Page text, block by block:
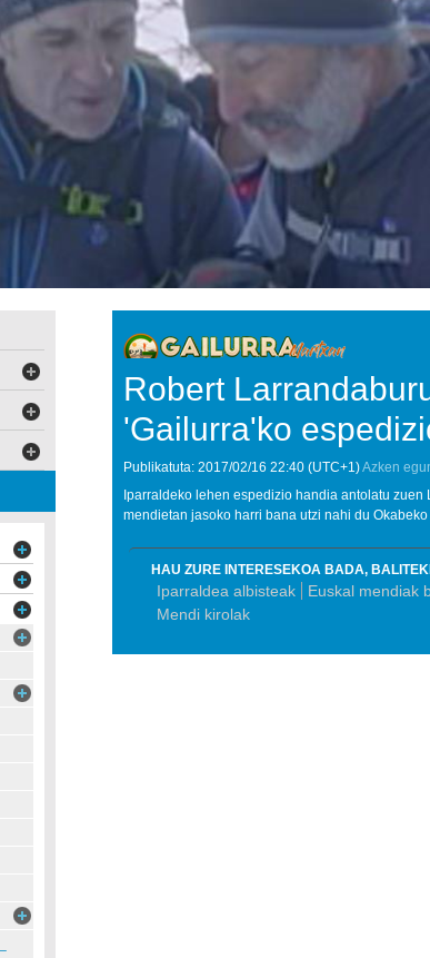
Robert
'Gailurra'ko
Publikatuta: 2017/02/16 22:40 (UTC+1)Azken
Iparraldeko lehen espedizio handia antolatu zuen
mendietan jasoko harri bana utzi nahi du
HAU ZURE INTERESEKOA BADA,
Iparraldea albisteak Euskal mendiak
Mendi kirolak